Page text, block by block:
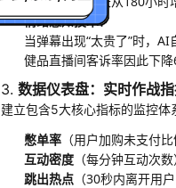
情绪感知技术：
当弹幕出现“太贵了”时，
健品直播间客诉率因此下降
3. 数据仪表盘：实时作战
建立包含5大核心指标的监控体
憋单率 （用户加购未支付
互动密度 （每分钟互动次
跳出热点 （30秒内离开用